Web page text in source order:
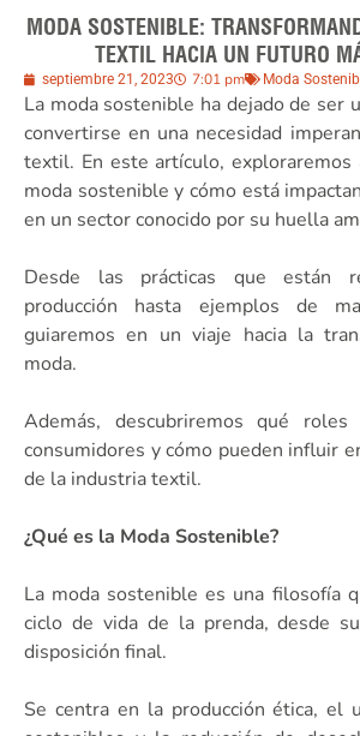
MODA SOSTENIBLE:
TEXTIL HACIA UN FUTURO
septiembre 21, 2023 7:01 pm Moda
La moda sostenible ha dejado de ser
convertirse en una necesidad
textil. En este artículo, exploraremos
moda sostenible y cómo está
en un sector conocido por su huella
Desde las prácticas que están
producción hasta ejemplos de
guiaremos en un viaje hacia la
moda.
Además, descubriremos qué roles
consumidores y cómo pueden influir
de la industria textil.
¿Qué es la Moda Sostenible?
La moda sostenible es una filosofía
ciclo de vida de la prenda, desde
disposición final.
Se centra en la producción ética, el